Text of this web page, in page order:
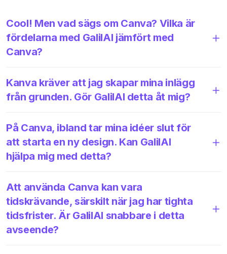
Cool! Men vad sägs om Canva? Vilka är
fördelarna med GalilAI jämfört med
Canva?
Kanva kräver att jag skapar mina inlägg
från grunden. Gör GalilAI detta åt mig?
På Canva, ibland tar mina idéer slut för
att starta en ny design. Kan GalilAI
hjälpa mig med detta?
Att använda Canva kan vara
tidskrävande, särskilt när jag har tighta
tidsfrister. Är GalilAI snabbare i detta
avseende?